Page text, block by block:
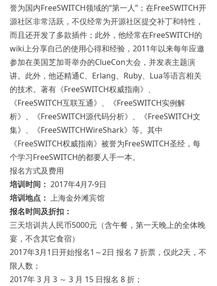
誉为国内FreeSWITCH领域的“第一人”；在FreeSWITCH开
源社区非常活跃，不仅经常为开源社区提交补丁和特性，
而且还开发了多款插件；此外，他经常在FreeSWITCH的
wiki上分享自己的使用心得和经验，2011年以来每年应邀
参加在美国芝加哥举办的ClueCon大会，并发表主题演
讲。此外，他还精通C、Erlang、Ruby、Lua等语言相关
的技术。著有《FreeSWITCH权威指南》、
《FreeSWITCH互联互通》、《FreeSWITCH实例解
析》、《FreeSWITCH源代码分析》、《FreeSWITCH文
集》、《FreeSWITCHWireShark》等。其中
《FreeSWITCH权威指南》被誉为FreeSWITCH圣经，每
个学习FreeSWITCH的都要人手一本。
报名方式及费用
培训时间： 2017年4月7-9日
培训地点： 上海金外滩宾馆
报名时间及折扣：
三天培训共人民币5000元（含午餐，第一天晚上的全体晚
宴，不含其它食宿）
2017年3月1日开始报名1～2日 报名 7 折票，仅此2天，不
限人数；
2017年 3 月 3 ～ 3 月 15 日报名 8 折；